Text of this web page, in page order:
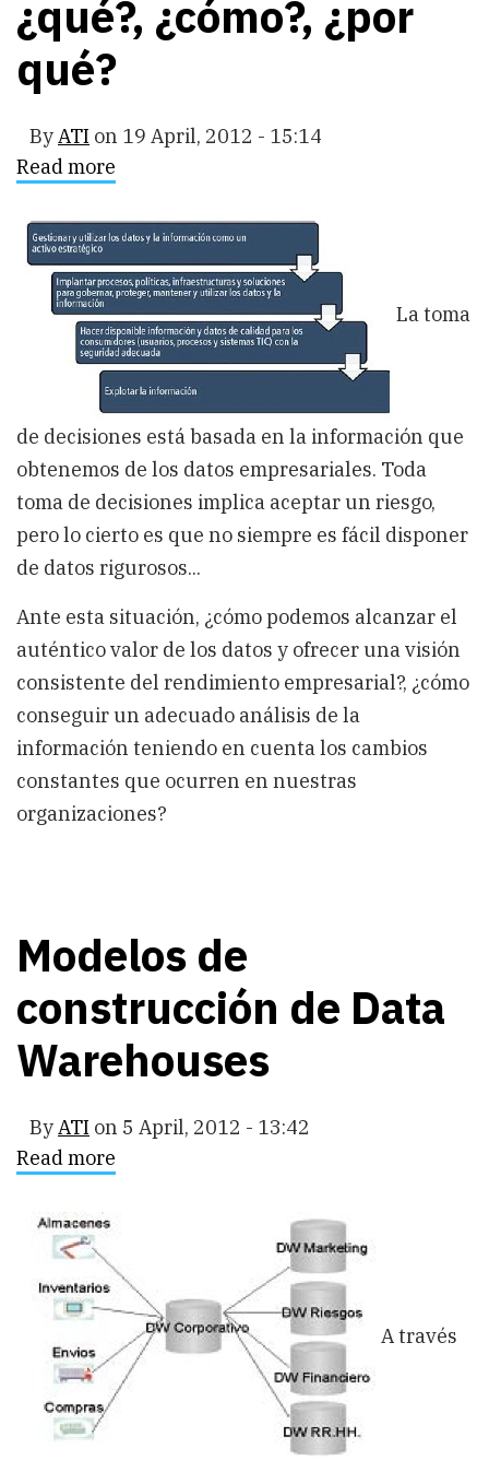
¿qué?, ¿cómo?, ¿por
qué?
ByATI on 19 April, 2012 - 15:14
Read more
¿qué?,
¿cómo?,
¿por
qué?
La toma
de decisiones está basada en la información que
obtenemos de los datos empresariales. Toda
toma de decisiones implica aceptar un riesgo,
pero lo cierto es que no siempre es fácil disponer
de datos rigurosos...
Ante esta situación, ¿cómo podemos alcanzar el
auténtico valor de los datos y ofrecer una visión
consistente del rendimiento empresarial?, ¿cómo
conseguir un adecuado análisis de la
información teniendo en cuenta los cambios
constantes que ocurren en nuestras
organizaciones?
Modelos de
construcción de Data
Warehouses
ByATI on 5 April, 2012 - 13:42
Read more
Warehouses
A través